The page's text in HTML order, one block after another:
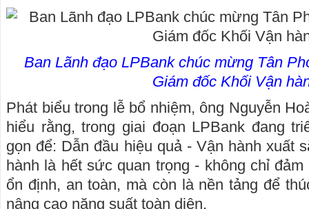
Ban Lãnh đạo LPBank chúc mừng Tân
Giám đốc Khối Vận
Phát biểu trong lễ bổ nhiệm, ông Nguyễn
hiểu rằng, trong giai đoạn LPBank đang
gọn để: Dẫn đầu hiệu quả - Vận hành xuất
hành là hết sức quan trọng - không chỉ
ổn định, an toàn, mà còn là nền tảng để
nâng cao năng suất toàn diện.